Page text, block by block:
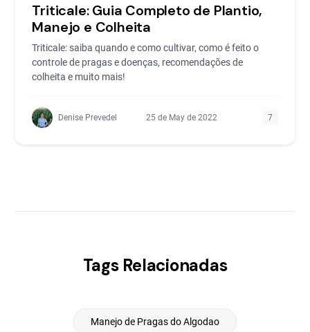
Triticale: Guia Completo de Plantio,
Manejo e Colheita
Triticale: saiba quando e como cultivar, como é feito o
controle de pragas e doenças, recomendações de
colheita e muito mais!
Denise Prevedel 25 de May de 2022 7
Tags Relacionadas
Manejo de Pragas do Algodao